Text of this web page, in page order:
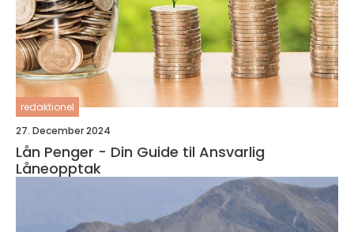
redaktionel
27. December 2024
Lån Penger - Din Guide til Ansvarlig
Låneopptak